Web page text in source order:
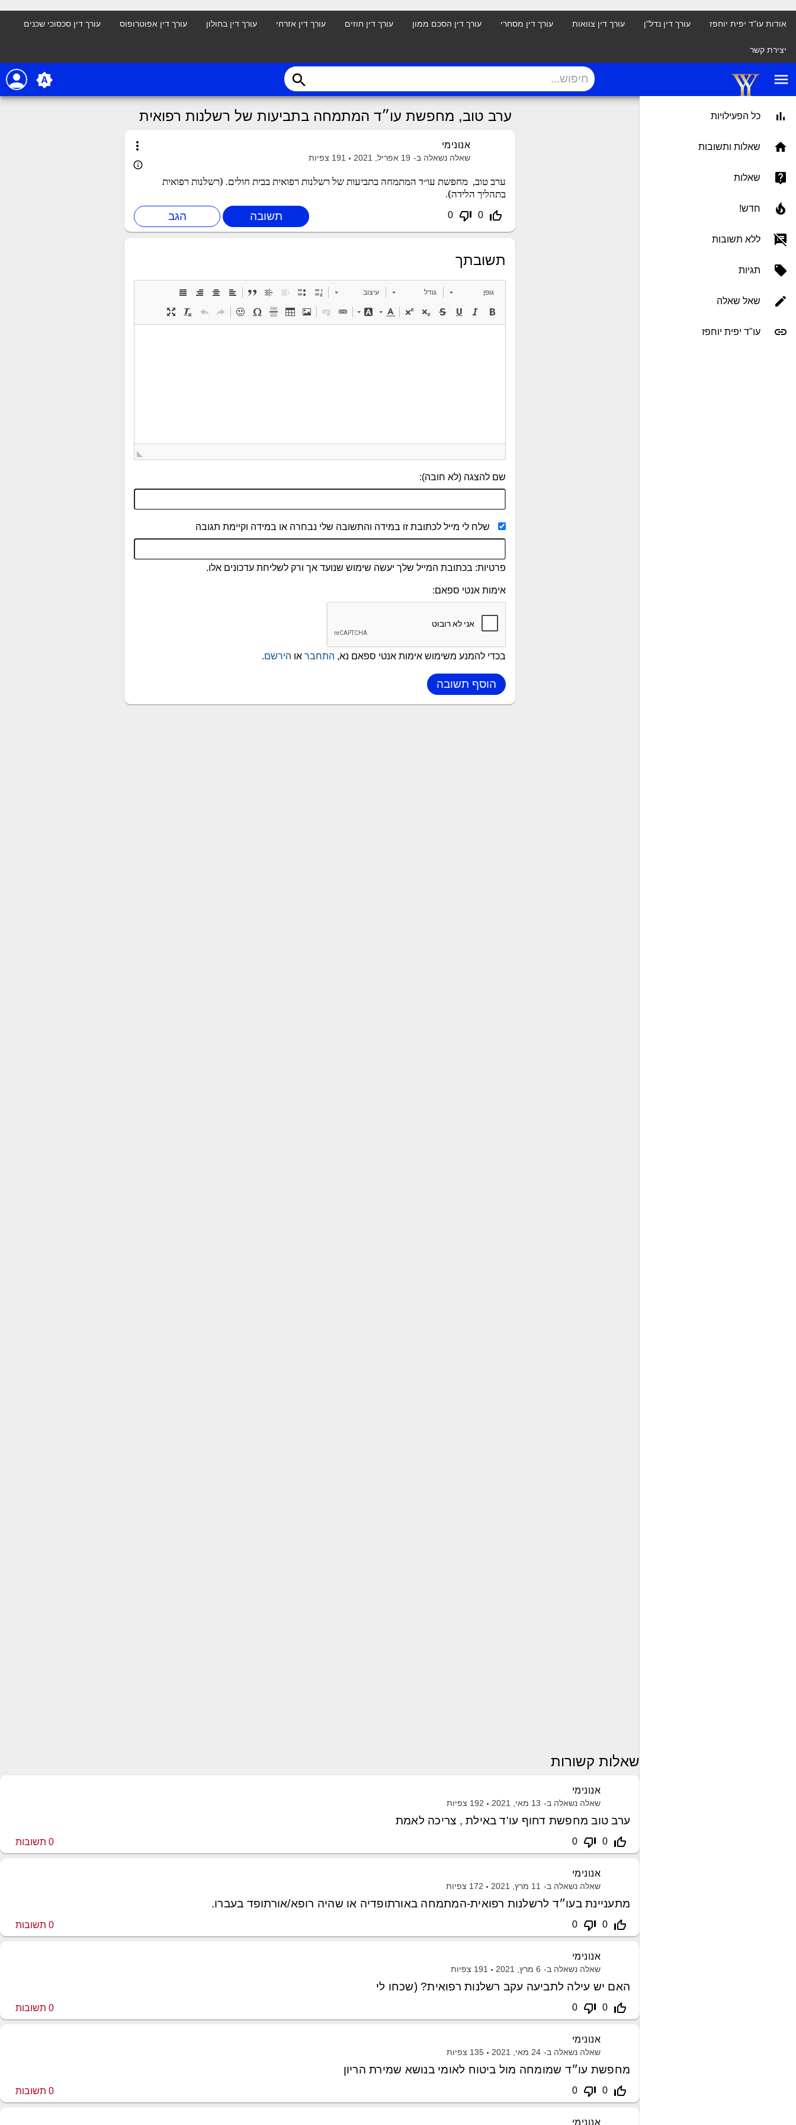
אודות עו"ד יפית יוחפז עורך דין נדל"ן עורך דין צוואות עורך דין מסחרי עורך דין הסכם ממון עורך דין חוזים עורך דין אזרחי עורך דין בחולון עורך דין אפוטרופוס עורך דין סכסוכי שכנים
יצירת קשר
menu
person search
brightness_auto
כל הפעילויות
שאלות ותשובות
שאלות
חדש!
ללא תשובות
תגיות
שאל שאלה
עו"ד יפית יוחפז
ערב טוב, מחפשת עו״ד המתמחה בתביעות של רשלנות רפואית
more_vert אנונימי
שאלה נשאלה ב- 19 אפריל, 2021 191 צפיות
info_outline
ערב טוב, מחפשת עו״ד המתמחה בתביעות של רשלנות רפואית בבית חולים. (רשלנות רפואית
בתהליך הלידה).
thumb_up_off_alt
0
thumb_down_off_alt
0
תשובתך
גופן גודל עיצוב
שם להצגה (לא חובה):
שלח לי מייל לכתובת זו במידה והתשובה שלי נבחרה או במידה וקיימת תגובה
פרטיות: בכתובת המייל שלך יעשה שימוש שנועד אך ורק לשליחת עדכונים אלו.
אימות אנטי ספאם:
בכדי להמנע משימוש אימות אנטי ספאם נא, התחבר או הירשם.
שאלות קשורות
אנונימי
שאלה נשאלה ב- 13 מאי, 2021 192 צפיות
ערב טוב מחפשת דחוף עו'ד באילת , צריכה לאמת
thumb_up_off_alt
0
thumb_down_off_alt
0
0 תשובות
אנונימי
שאלה נשאלה ב- 11 מרץ, 2021 172 צפיות
מתעניינת בעו״ד לרשלנות רפואית-המתמחה באורתופדיה או שהיה רופא/אורתופד בעברו.
thumb_up_off_alt
0
thumb_down_off_alt
0
0 תשובות
אנונימי
שאלה נשאלה ב- 6 מרץ, 2021 191 צפיות
האם יש עילה לתביעה עקב רשלנות רפואית? (שכחו לי
thumb_up_off_alt
0
thumb_down_off_alt
0
0 תשובות
אנונימי
שאלה נשאלה ב- 24 מאי, 2021 135 צפיות
מחפשת עו״ד שמומחה מול ביטוח לאומי בנושא שמירת הריון
thumb_up_off_alt
0
thumb_down_off_alt
0
0 תשובות
אנונימי